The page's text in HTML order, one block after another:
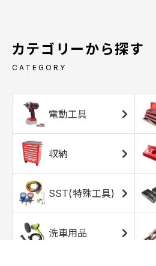
カテゴリーから探す
CATEGORY
電動工具
収納
SST(特殊工具)
洗車用品